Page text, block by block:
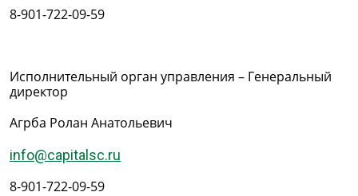
8-901-722-09-59
Исполнительный орган управления – Генеральный
директор
Агрба Ролан Анатольевич
info@capitalsc.ru
8-901-722-09-59